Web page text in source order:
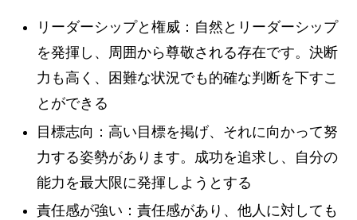
リーダーシップと権威：自然とリーダーシップ
を発揮し、周囲から尊敬される存在です。決断
力も高く、困難な状況でも的確な判断を下すこ
とができる
目標志向：高い目標を掲げ、それに向かって努
力する姿勢があります。成功を追求し、自分の
能力を最大限に発揮しようとする
責任感が強い：責任感があり、他人に対しても